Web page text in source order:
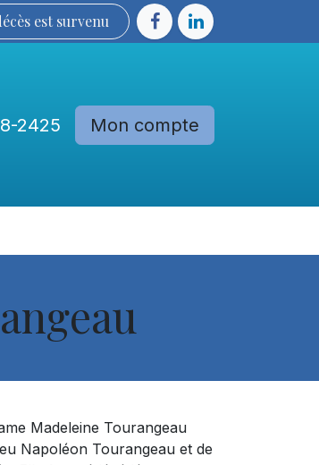
est sur​​​​​​​​ve​nu​​​​​​​​​​
2425 Mon compte
Madeleine Tourangeau
Napoléon Tourangeau et de